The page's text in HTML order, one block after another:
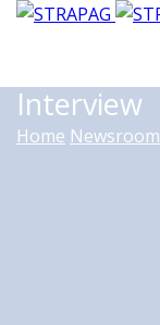
Interview
Home Newsroom